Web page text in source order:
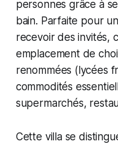
personnes grâce à
bain. Parfaite pour
recevoir des invités,
emplacement de
renommées (lycées
commodités
supermarchés,
Cette villa se